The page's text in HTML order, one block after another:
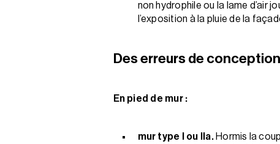
non hydrophile ou la lame d’air
l’exposition à la pluie de la
Des erreurs de
En pied de mur :
mur type I ou IIa.Hormis la